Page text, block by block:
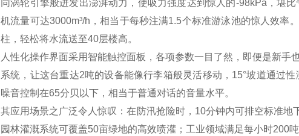
同涡轮引擎般迸发出澎湃动力，使吸力强度达到惊人的-98kPa，堪
机流量可达3000m³/h，相当于每秒注满1.5个标准游泳池的惊人效率
柱，轻松将水流送至40层楼高。
人性化操作界面采用智能触控面板，各项参数一目了然，即便是新手
系统，让这台重达2吨的设备能像行李箱般灵活移动，15°坡道通过
噪音控制在65分贝以下，相当于普通对话的音量水平。
其应用场景之广泛令人惊叹：在防汛抢险时，10分钟内可排空标准地
园林灌溉系统可覆盖50亩绿地的高效喷灌；工业领域满足每小时200